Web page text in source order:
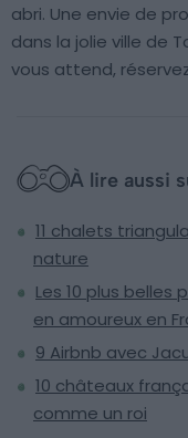
abri. Une envie de
dans la jolie ville de
vous attend,
À lire aussi
11 chalets
nature
Les 10 plus belles
en amoureux en
9 Airbnb avec
10 châteaux
comme un roi